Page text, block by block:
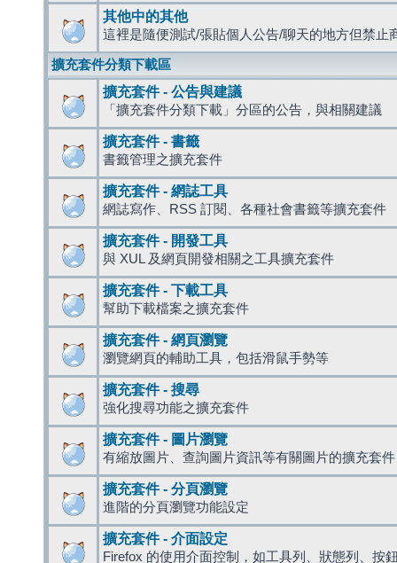
其他中的其他
這裡是隨便測試/張貼個人公告/聊天的地方但禁止
擴充套件分類下載區
擴充套件 - 公告與建議
「擴充套件分類下載」分區的公告，與相關建議
擴充套件 - 書籤
書籤管理之擴充套件
擴充套件 - 網誌工具
網誌寫作、RSS 訂閱、各種社會書籤等擴充套件
擴充套件 - 開發工具
與 XUL 及網頁開發相關之工具擴充套件
擴充套件 - 下載工具
幫助下載檔案之擴充套件
擴充套件 - 網頁瀏覽
瀏覽網頁的輔助工具，包括滑鼠手勢等
擴充套件 - 搜尋
強化搜尋功能之擴充套件
擴充套件 - 圖片瀏覽
有縮放圖片、查詢圖片資訊等有關圖片的擴充套件
擴充套件 - 分頁瀏覽
進階的分頁瀏覽功能設定
擴充套件 - 介面設定
Firefox 的使用介面控制，如工具列、狀態列、按